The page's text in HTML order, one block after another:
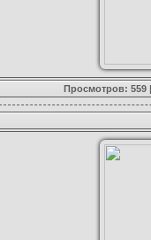
Просмотров: